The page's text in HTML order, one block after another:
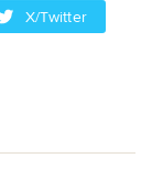
X/Twitter